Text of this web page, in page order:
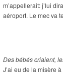
m’appellerait: j’lui
aéroport. Le mec va
Des bébés criaient,
J’ai eu de la misère à